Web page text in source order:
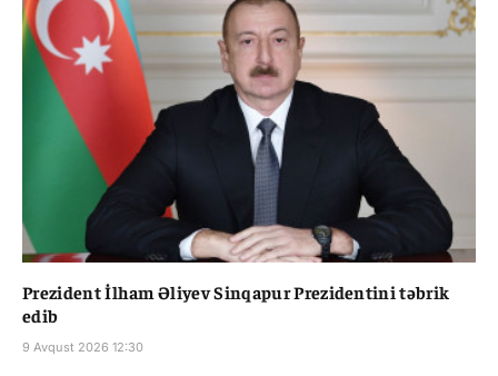
Prezident İlham Əliyev Sinqapur Prezidentini təbrik
edib
9 Avqust 2026 12:30